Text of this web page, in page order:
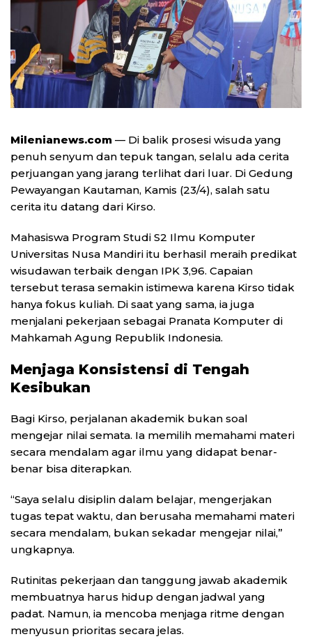
Milenianews.com — Di balik prosesi wisuda yang
penuh senyum dan tepuk tangan, selalu ada cerita
perjuangan yang jarang terlihat dari luar. Di Gedung
Pewayangan Kautaman, Kamis (23/4), salah satu
cerita itu datang dari Kirso.
Mahasiswa Program Studi S2 Ilmu Komputer
Universitas Nusa Mandiri itu berhasil meraih predikat
wisudawan terbaik dengan IPK 3,96. Capaian
tersebut terasa semakin istimewa karena Kirso tidak
hanya fokus kuliah. Di saat yang sama, ia juga
menjalani pekerjaan sebagai Pranata Komputer di
Mahkamah Agung Republik Indonesia.
Menjaga Konsistensi di Tengah
Kesibukan
Bagi Kirso, perjalanan akademik bukan soal
mengejar nilai semata. Ia memilih memahami materi
secara mendalam agar ilmu yang didapat benar-
benar bisa diterapkan.
“Saya selalu disiplin dalam belajar, mengerjakan
tugas tepat waktu, dan berusaha memahami materi
secara mendalam, bukan sekadar mengejar nilai,”
ungkapnya.
Rutinitas pekerjaan dan tanggung jawab akademik
membuatnya harus hidup dengan jadwal yang
padat. Namun, ia mencoba menjaga ritme dengan
menyusun prioritas secara jelas.